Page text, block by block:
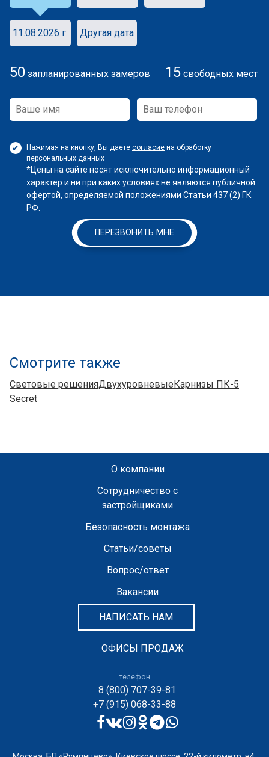
11.08.2026 г. Другая дата
50 запланированных замеров 15 свободных мест
Нажимая на кнопку, Вы даете согласие на обработку
персональных данных
*Цены на сайте носят исключительно информационный
характер и ни при каких условиях не являются публичной
офертой, определяемой положениями Статьи 437 (2) ГК
РФ.
ПЕРЕЗВОНИТЬ МНЕ
Смотрите также
Световые решенияДвухуровневые Карнизы ПК-5
Secret
О компании
Сотрудничество с
застройщиками
Безопасность монтажа
Статьи/советы
Вопрос/ответ
Вакансии
НАПИСАТЬ НАМ
ОФИСЫ ПРОДАЖ
телефон
8 (800) 707-39-81
+7 (915) 068-33-88